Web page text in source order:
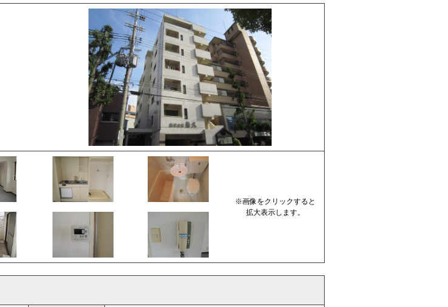
※画像をクリックすると
拡大表示します。